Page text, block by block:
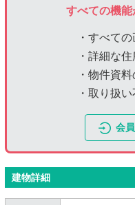
すべての機
・すべて
・詳細な
・物件資
・取り扱
会
建物詳細